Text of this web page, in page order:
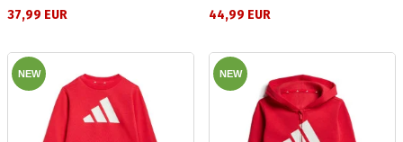
37,99 EUR 44,99 EUR
NEW NEW